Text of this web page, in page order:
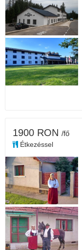
1900 RON /fő
Étkezéssel